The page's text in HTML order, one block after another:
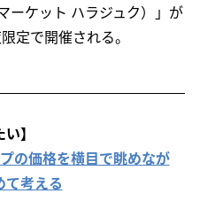
ーケット ハラジュク）」が
定で開催される。
】
の価格を横目で眺めなが
て考える